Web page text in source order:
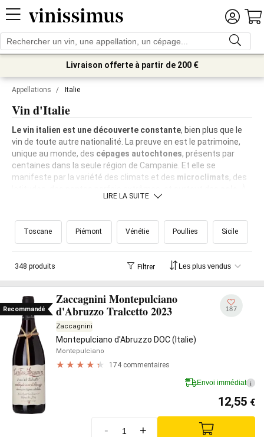
Livraison offerte à partir de 200 €
Appellations / Italie
Vin d'Italie
Le vin italien est une découverte constante, bien plus que le
vin de toute autre nationalité. La preuve en est le patrimoine,
unique au monde, des cépages autochtones, présents par
centaines dans la seule région de Campanie. Et elle se
manifeste par la variété des climats et des microclimats, des
rapport qualité/prix. Il n'est absolument pas
aux blancs, en passant par les grands rouges autochtones du
Sud, les excellences italiennes se cachent encore derrière des
LIRE LA SUITE
Toscane Piémont Vénétie Poullies Sicile
348 produits Filtrer
Recommandé
Zaccagnini Montepulciano
d'Abruzzo Tralcetto 2023
Zaccagnini
Montepulciano d'Abruzzo DOC (Italie)
Montepulciano
174 commentaires
187
Envoi immédiat i
12,55 €
- +